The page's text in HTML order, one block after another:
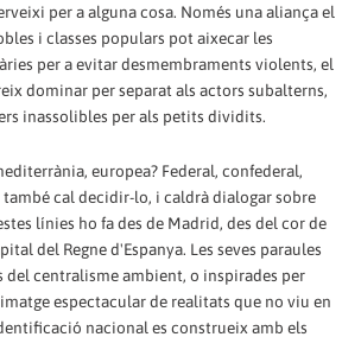
per a alguna cosa. Només una aliança el
i classes populars pot aixecar les
per a evitar desmembraments violents, el
dominar per separat als actors subalterns,
inassolibles per als petits dividits.
europea? Federal, confederal,
cal decidir-lo, i caldrà dialogar sobre
línies ho fa des de Madrid, des del cor de
del Regne d'Espanya. Les seves paraules
del centralisme ambient, o inspirades per
espectacular de realitats que no viu en
nacional es construeix amb els